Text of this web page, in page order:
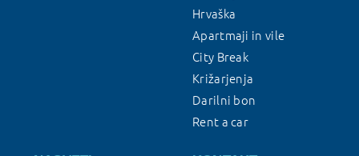
Hrvaška
Apartmaji in vile
City Break
Križarjenja
Darilni bon
Rent a car